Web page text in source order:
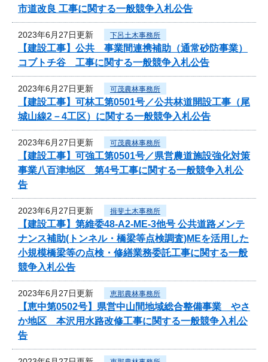
市道改良 工事に関する一般競争入札公告
2023年6月27日更新 下呂土木事務所
【建設工事】公共 事業間連携補助（通常砂防事業）
コブトチ谷 工事に関する一般競争入札公告
2023年6月27日更新 可茂農林事務所
【建設工事】可林工第0501号／公共林道開設工事（尾
城山線2－4工区）に関する一般競争入札公告
2023年6月27日更新 可茂農林事務所
【建設工事】可強工第0501号／県営農道施設強化対策
事業八百津地区 第4号工事に関する一般競争入札公
告
2023年6月27日更新 揖斐土木事務所
【建設工事】第維委48-A2-ME-3他号 公共道路メンテ
ナンス補助(トンネル・橋梁等点検調査)MEを活用した
小規模橋梁等の点検・修繕業務委託工事に関する一般
競争入札公告
2023年6月27日更新 恵那農林事務所
【恵中第0502号】県営中山間地域総合整備事業 やさ
か地区 本沢用水路改修工事に関する一般競争入札公
告